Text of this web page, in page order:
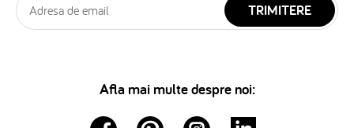
TRIMITERE
Afla mai multe despre noi: